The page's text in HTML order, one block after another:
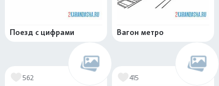
Поезд с цифрами Вагон метро
562 415